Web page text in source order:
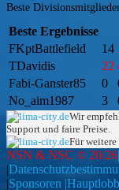
Beste
Beste Ergebnisse
FKptBattlefield
14
TDavidis
22
Fabi-Ganster85
0
No_aim1987
3
Wir
Support und faire Preise.
Für
NSN & NSC © 20/26
|
|Sponsoren |